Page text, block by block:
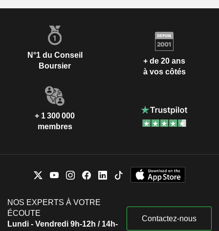
N°1 du Conseil
Boursier
+ de 20 ans
à vos côtés
+ 1 300 000
membres
NOS EXPERTS À VOTRE
ÉCOUTE
Lundi - Vendredi 9h-12h / 14h-
Contactez-nous